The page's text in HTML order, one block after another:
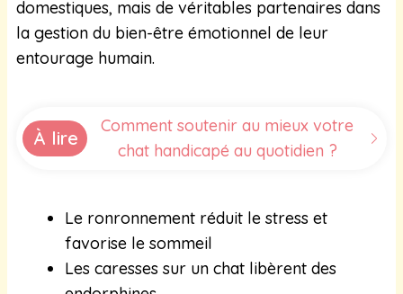
domestiques, mais de véritables partenaires dans
la gestion du bien-être émotionnel de leur
entourage humain.
À lire
Comment soutenir au mieux votre
chat handicapé au quotidien ?
Le ronronnement réduit le stress et
favorise le sommeil
Les caresses sur un chat libèrent des